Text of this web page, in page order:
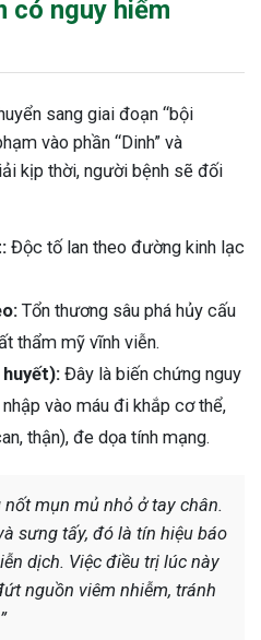
có nguy hiểm
sang giai đoạn “bội
vào phần “Dinh” và
kịp thời, người bệnh sẽ đối
Độc tố lan theo đường kinh lạc
Tổn thương sâu phá hủy cấu
thẩm mỹ vĩnh viễn.
Đây là biến chứng nguy
vào máu đi khắp cơ thể,
thận), đe dọa tính mạng.
mụn mủ nhỏ ở tay chân.
sưng tấy, đó là tín hiệu báo
dịch. Việc điều trị lúc này
nguồn viêm nhiễm, tránh